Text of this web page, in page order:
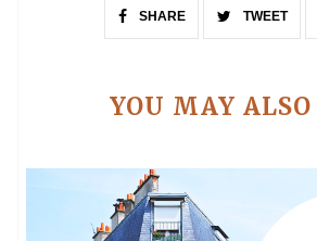
SHARE TWEET
YOU MAY